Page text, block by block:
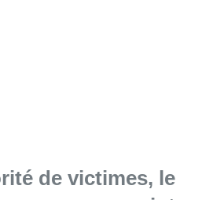
de victimes, le